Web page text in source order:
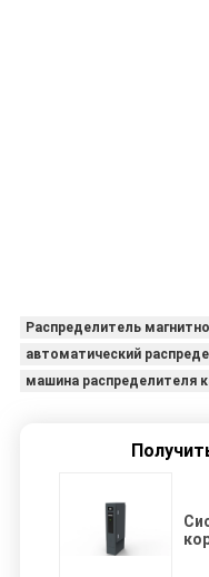
Распределитель
автоматический
машина распределителя